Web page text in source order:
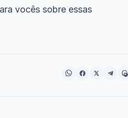
vocês sobre essas